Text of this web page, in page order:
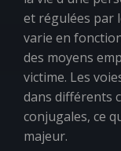
et régulées par
varie en
des moyens
victime. Les
dans différents
conjugales, ce
majeur.